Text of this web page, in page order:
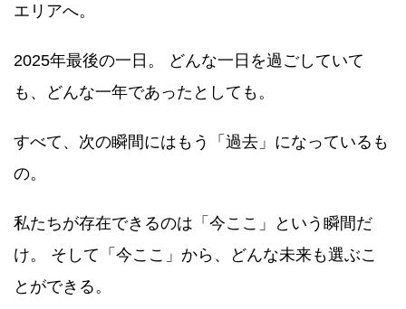
エリアへ。
2025年最後の一日。 どんな一日を過ごしていて
も、どんな一年であったとしても。
すべて、次の瞬間にはもう「過去」になっているも
の。
私たちが存在できるのは「今ここ」という瞬間だ
け。 そして「今ここ」から、どんな未来も選ぶこ
とができる。